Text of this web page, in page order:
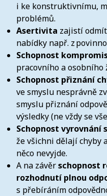
i ke konstruktivnímu,
problémů.
Asertivita zajistí
nabídky např. z
Schopnost
pracovního a osobního
Schopnost přiznání
ve smyslu nesprávně
smyslu přiznání
výsledky (ne vždy se
Schopnost vyrovnání
že všichni dělají chyby
něco nevyjde.
A na závěrschopnost
rozhodnutí plnou
s přebíráním